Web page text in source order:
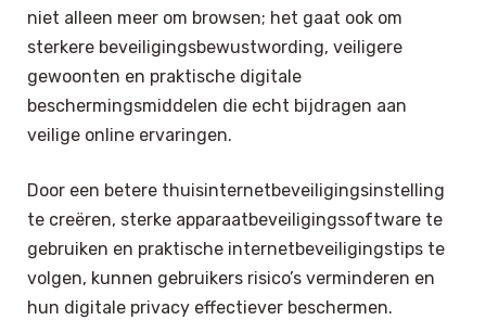
niet alleen meer om browsen; het gaat ook om
sterkere beveiligingsbewustwording, veiligere
gewoonten en praktische digitale
beschermingsmiddelen die echt bijdragen aan
veilige online ervaringen.
Door een betere thuisinternetbeveiligingsinstelling
te creëren, sterke apparaatbeveiligingssoftware te
gebruiken en praktische internetbeveiligingstips te
volgen, kunnen gebruikers risico’s verminderen en
hun digitale privacy effectiever beschermen.